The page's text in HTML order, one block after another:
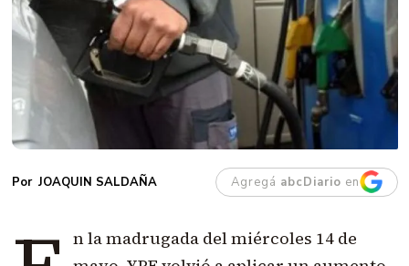
JOAQUIN SALDAÑA Agregá abcDiario en
n la madrugada del miércoles 14 de